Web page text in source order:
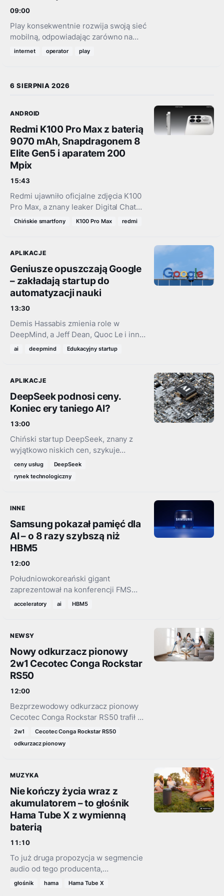
09:00
Play konsekwentnie rozwija swoją sieć
mobilną, odpowiadając zarówno na
rosnące potrzeby mieszkańców
turystycznych w okresie wakacyjnym.
internet operator play
6 SIERPNIA 2026
ANDROID
Redmi K100 Pro Max z baterią
9070 mAh, Snapdragonem 8
Elite Gen5 i aparatem 200
Mpix
15:43
Redmi ujawniło oficjalne zdjęcia K100
Pro Max, a znany leaker Digital Chat
Station dorzucił do tego pełną
Chińskie smartfony K100 Pro Max redmi
APLIKACJE
Geniusze opuszczają Google
– zakładają startup do
automatyzacji nauki
13:30
Demis Hassabis zmienia role w
DeepMind, a Jeff Dean, Quoc Le i inni
wielcy naukowcy odchodzą z Google'a.
ai deepmind Edukacyjny startup
APLIKACJE
DeepSeek podnosi ceny.
Koniec ery taniego AI?
13:00
Chiński startup DeepSeek, znany z
wyjątkowo niskich cen, szykuje
znaczący wzrost opłat za swoje usługi
AI. To może zmienić układ sił na całym
ceny usług
DeepSeek
rynek technologiczny
INNE
Samsung pokazał pamięć dla
AI – o 8 razy szybszą niż
HBM5
12:00
Południowokoreański gigant
zaprezentował na konferencji FMS
2026 architekturę zHBM, która ma
acceleratory ai HBM5
NEWSY
Nowy odkurzacz pionowy
2w1 Cecotec Conga Rockstar
RS50
12:00
Bezprzewodowy odkurzacz pionowy
Cecotec Conga Rockstar RS50 trafił do
dystrybucji firmy 4cv. Model zapewnia
moc ssania 120 AW, osiąga
2w1
Cecotec Conga Rockstar RS50
odkurzacz pionowy
MUZYKA
Nie kończy życia wraz z
akumulatorem – to głośnik
Hama Tube X z wymienną
baterią
11:10
To już druga propozycja w segmencie
audio od tego producenta,
zaopatrzona w niecodzienną
głośnik hama Hama Tube X